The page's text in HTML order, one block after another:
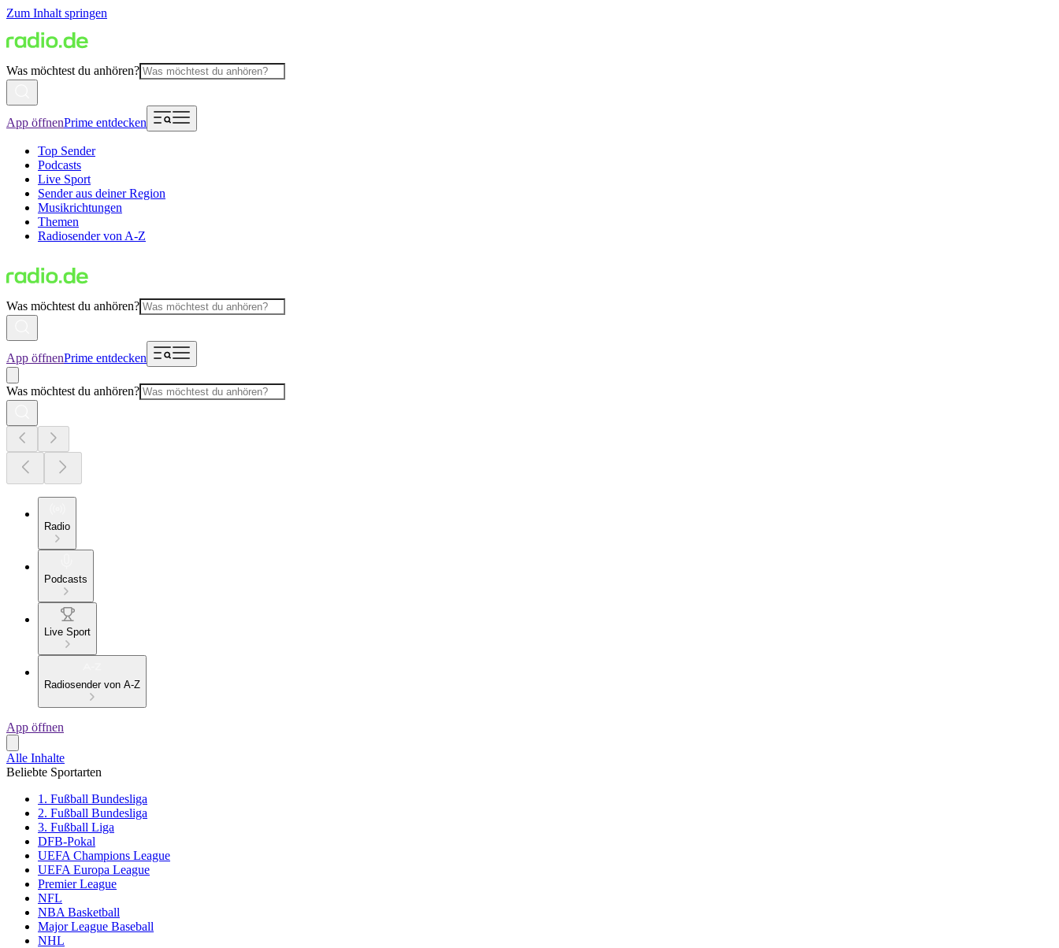
Zum Inhalt springen
Was möchtest du anhören?
App öffnenPrime entdecken
Top Sender
Podcasts
Live Sport
Sender aus deiner Region
Musikrichtungen
Themen
Radiosender von A-Z
Was möchtest du anhören?
App öffnenPrime entdecken
Was möchtest du anhören?
Radio
Podcasts
Live Sport
Radiosender von A-Z
App öffnen
Alle Inhalte
Beliebte Sportarten
1. Fußball Bundesliga
2. Fußball Bundesliga
3. Fußball Liga
DFB-Pokal
UEFA Champions League
UEFA Europa League
Premier League
NFL
NBA Basketball
Major League Baseball
NHL